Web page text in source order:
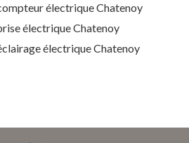
électrique Chatenoy
électrique Chatenoy
électrique Chatenoy